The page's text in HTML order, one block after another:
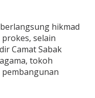
hikmad
selain
Camat Sabak
tokoh